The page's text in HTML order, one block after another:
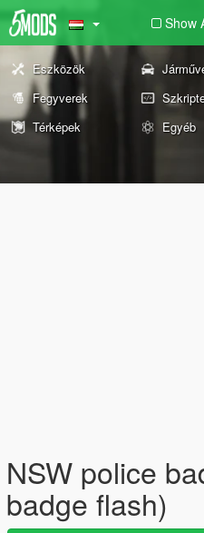
Show
Eszközök
Fegyverek
Térképek
Egyéb
NSW police
badge flash)